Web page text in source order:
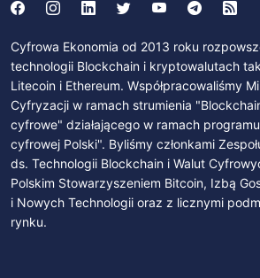
Cyfrowa Ekonomia od 2013 roku
technologii Blockchain i kryptowalutach
Litecoin i Ethereum. Współpracowaliśmy
Cyfryzacji w ramach strumienia
cyfrowe" działającego w ramach
cyfrowej Polski". Byliśmy członkami
ds. Technologii Blockchain i Walut
Polskim Stowarzyszeniem Bitcoin, Izbą
i Nowych Technologii oraz z licznymi
rynku.